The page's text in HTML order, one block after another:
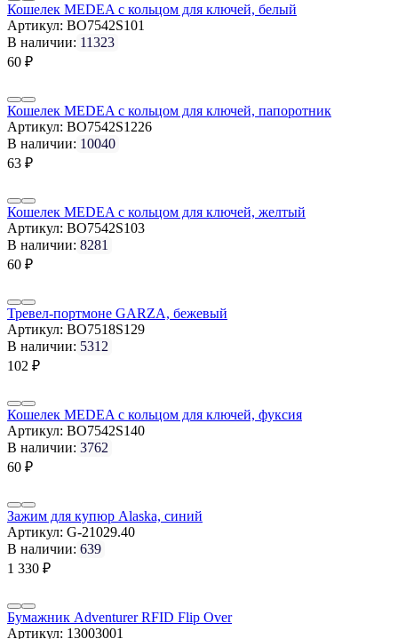
Кошелек MEDEA с кольцом для ключей, белый
Артикул: BO7542S101
В наличии: 11323
60 ₽
Кошелек MEDEA с кольцом для ключей, папоротник
Артикул: BO7542S1226
В наличии: 10040
63 ₽
Кошелек MEDEA с кольцом для ключей, желтый
Артикул: BO7542S103
В наличии: 8281
60 ₽
Тревел-портмоне GARZA, бежевый
Артикул: BO7518S129
В наличии: 5312
102 ₽
Кошелек MEDEA с кольцом для ключей, фуксия
Артикул: BO7542S140
В наличии: 3762
60 ₽
Зажим для купюр Alaska, синий
Артикул: G-21029.40
В наличии: 639
1 330 ₽
Бумажник Adventurer RFID Flip Over
Артикул: 13003001